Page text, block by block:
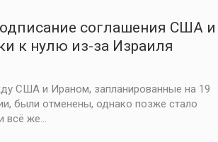
соглашения США и
к нулю из-за Израиля
США и Ираном, запланированные на 19
были отменены, однако позже стало
всё же...